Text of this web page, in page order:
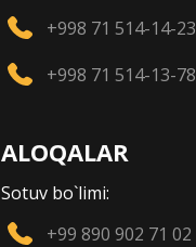
+998 71 514-14-23
+998 71 514-13-78
ALOQALAR
Sotuv bo`limi:
+99 890 902 71 02